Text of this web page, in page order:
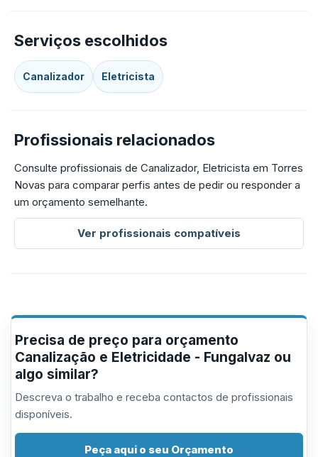
Serviços escolhidos
Canalizador Eletricista
Profissionais relacionados
Consulte profissionais de Canalizador, Eletricista em Torres
Novas para comparar perfis antes de pedir ou responder a
um orçamento semelhante.
Ver profissionais compatíveis
Precisa de preço para orçamento
Canalização e Eletricidade - Fungalvaz ou
algo similar?
Descreva o trabalho e receba contactos de profissionais
disponíveis.
Peça aqui o seu Orçamento